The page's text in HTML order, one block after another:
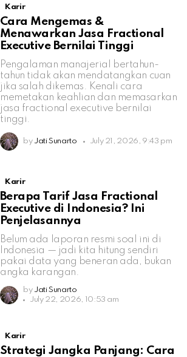
Karir
Cara Mengemas &
Menawarkan Jasa Fractional
Executive Bernilai Tinggi
Pengalaman manajerial bertahun-
tahun tidak akan mendatangkan cuan
jika salah dikemas. Kenali cara
memetakan keahlian dan memasarkan
jasa fractional executive bernilai
tinggi.
by Jati Sunarto July 21, 2026, 9:43 pm
Karir
Berapa Tarif Jasa Fractional
Executive di Indonesia? Ini
Penjelasannya
Belum ada laporan resmi soal ini di
Indonesia — jadi kita hitung sendiri
pakai data yang beneran ada, bukan
angka karangan.
by Jati Sunarto
July 22, 2026, 10:53 am
Karir
Strategi Jangka Panjang: Cara